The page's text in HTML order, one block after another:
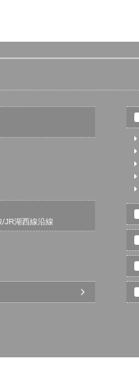
JR湖西線沿線